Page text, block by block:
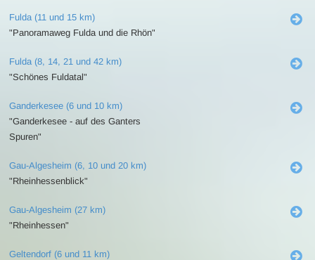
Fulda (11 und 15 km)
"Panoramaweg Fulda und die Rhön"
Fulda (8, 14, 21 und 42 km)
"Schönes Fuldatal"
Ganderkesee (6 und 10 km)
"Ganderkesee - auf des Ganters
Spuren"
Gau-Algesheim (6, 10 und 20 km)
"Rheinhessenblick"
Gau-Algesheim (27 km)
"Rheinhessen"
Geltendorf (6 und 11 km)